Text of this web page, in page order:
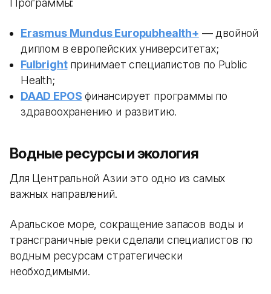
Программы:
Erasmus Mundus Europubhealth+ — двойной
диплом в европейских университетах;
Fulbrightпринимает специалистов по Public
Health;
DAAD EPOS финансирует программы по
здравоохранению и развитию.
Водные ресурсы и экология
Для Центральной Азии это одно из самых
важных направлений.
Аральское море, сокращение запасов воды и
трансграничные реки сделали специалистов по
водным ресурсам стратегически
необходимыми.